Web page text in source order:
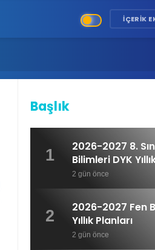
İÇERIK
Başlık
1
2026-2027 8.
Bilimleri DYK
2 gün önce
2
2026-2027 Fen
Yıllık Planları
2 gün önce